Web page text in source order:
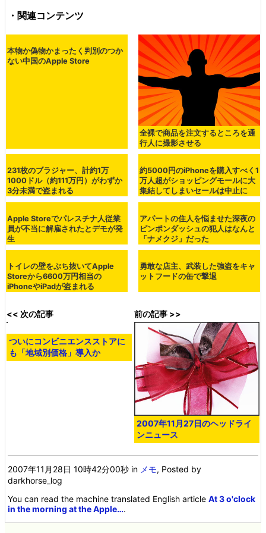
・関連コンテンツ
本物か偽物かまったく判別のつか
ない中国のApple Store
全裸で商品を注文するところを通
行人に撮影させる
231枚のブラジャー、計約1万
1000ドル（約111万円）がわずか
3分未満で盗まれる
約5000円のiPhoneを購入すべく1
万人超がショッピングモールに大
集結してしまいセールは中止に
Apple Storeでパレスチナ人従業
員が不当に解雇されたとデモが発
生
アパートの住人を悩ませた深夜の
ピンポンダッシュの犯人はなんと
「ナメクジ」だった
トイレの壁をぶち抜いてApple
Storeから6600万円相当の
iPhoneやiPadが盗まれる
勇敢な店主、武装した強盗をキャ
ットフードの缶で撃退
<< 次の記事
ついにコンビニエンスストアに
も「地域別価格」導入か
前の記事 >>
2007年11月27日のヘッドライ
ンニュース
2007年11月28日 10時42分00秒 in メモ, Posted by
darkhorse_log
You can read the machine translated English articleAt 3 o'clock
in the morning at the Apple….